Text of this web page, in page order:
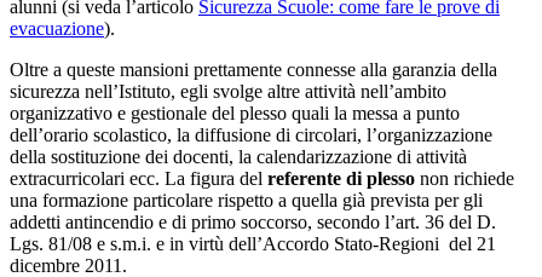
alunni (si veda l’articolo Sicurezza Scuole: come fare le prove di
evacuazione).
Oltre a queste mansioni prettamente connesse alla garanzia della
sicurezza nell’Istituto, egli svolge altre attività nell’ambito
organizzativo e gestionale del plesso quali la messa a punto
dell’orario scolastico, la diffusione di circolari, l’organizzazione
della sostituzione dei docenti, la calendarizzazione di attività
extracurricolari ecc. La figura del referente di plesso non richiede
una formazione particolare rispetto a quella già prevista per gli
addetti antincendio e di primo soccorso, secondo l’art. 36 del D.
Lgs. 81/08 e s.m.i. e in virtù dell’Accordo Stato-Regioni del 21
dicembre 2011.